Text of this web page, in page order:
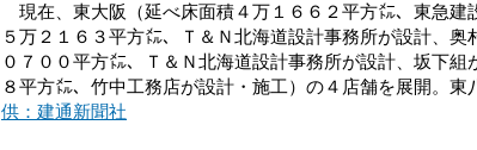
現在、東大阪（延べ床面積４万１６６２平方㍍、東急建
５万２１６３平方㍍、Ｔ＆Ｎ北海道設計事務所が設計、
０７００平方㍍、Ｔ＆Ｎ北海道設計事務所が設計、坂下
８平方㍍、竹中工務店が設計・施工）の４店舗を展開。東
供：建通新聞社